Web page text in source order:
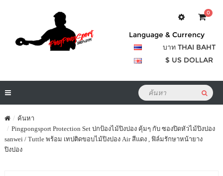
0
Language & Currency
บาท THAI BAHT
$ US DOLLAR
ค้นหา
Pingpongsport Protection Set ปกป้องไม้ปิงปอง คุ้มๆ กับ ซองปิดหัวไม้ปิงปอง
sanwei / Tuttle พร้อม เทปติดขอบไม้ปิงปอง Air สีแดง , ฟิล์มรักษาหน้ายาง
ปิงปอง